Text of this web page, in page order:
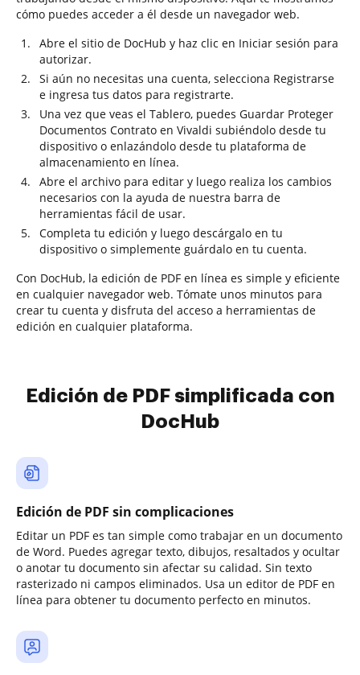
cómo puedes acceder a él desde un navegador web.
Abre el sitio de DocHub y haz clic en Iniciar sesión para
autorizar.
Si aún no necesitas una cuenta, selecciona Registrarse
e ingresa tus datos para registrarte.
Una vez que veas el Tablero, puedes Guardar Proteger
Documentos Contrato en Vivaldi subiéndolo desde tu
dispositivo o enlazándolo desde tu plataforma de
almacenamiento en línea.
Abre el archivo para editar y luego realiza los cambios
necesarios con la ayuda de nuestra barra de
herramientas fácil de usar.
Completa tu edición y luego descárgalo en tu
dispositivo o simplemente guárdalo en tu cuenta.
Con DocHub, la edición de PDF en línea es simple y eficiente
en cualquier navegador web. Tómate unos minutos para
crear tu cuenta y disfruta del acceso a herramientas de
edición en cualquier plataforma.
Edición de PDF simplificada con
DocHub
Edición de PDF sin complicaciones
Editar un PDF es tan simple como trabajar en un documento
de Word. Puedes agregar texto, dibujos, resaltados y ocultar
o anotar tu documento sin afectar su calidad. Sin texto
rasterizado ni campos eliminados. Usa un editor de PDF en
línea para obtener tu documento perfecto en minutos.